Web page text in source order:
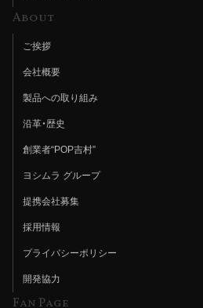
About
ご挨拶
会社概要
製品への取り組み
沿革・歴史
創業者“POP吉村”
ヨシムラ グループ
提携会社募集
採用情報
プライバシーポリシー
開発協力
Fan Page